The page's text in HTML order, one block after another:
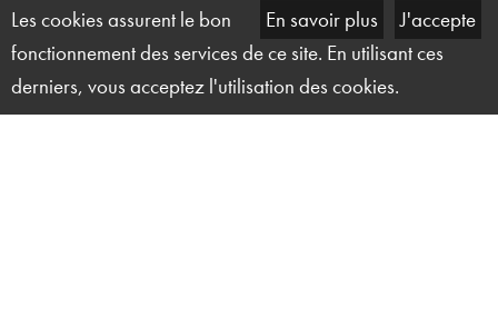
En savoir plus J'accepte
Les cookies assurent le bon
fonctionnement des services de ce site. En utilisant ces
derniers, vous acceptez l'utilisation des cookies.